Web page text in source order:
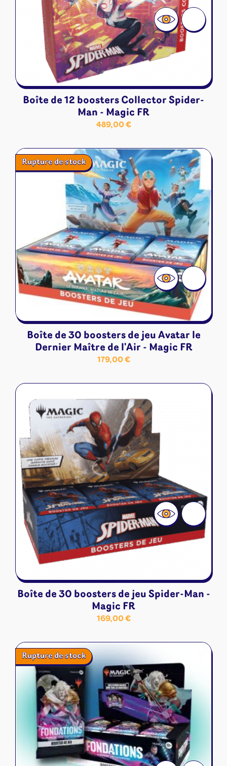
Boîte de 12 boosters Collector Spider-
Man - Magic FR
489,00€
Rupture de stock
Boîte de 30 boosters de jeu Avatar le
Dernier Maître de l'Air - Magic FR
179,00€
Boîte de 30 boosters de jeu Spider-Man -
Magic FR
169,00€
Rupture de stock